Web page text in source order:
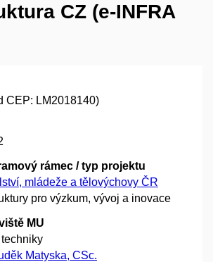
CZ (e-INFRA
CEP: LM2018140)
rámec / typ projektu
mládeže a tělovýchovy ČR
pro výzkum, vývoj a inovace
MU
Matyska, CSc.